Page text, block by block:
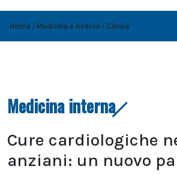
Home Medicina e ricerca Clinica
Medicina interna
Cure cardiologiche
anziani: un nuovo